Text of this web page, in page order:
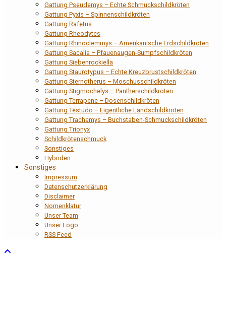
Gattung Pseudemys – Echte Schmuckschildkröten
Gattung Pyxis – Spinnenschildkröten
Gattung Rafetus
Gattung Rheodytes
Gattung Rhinoclemmys – Amerikanische Erdschildkröten
Gattung Sacalia – Pfauenaugen-Sumpfschildkröten
Gattung Siebenrockiella
Gattung Staurotypus – Echte Kreuzbrustschildkröten
Gattung Sternotherus – Moschusschildkröten
Gattung Stigmochelys – Pantherschildkröten
Gattung Terrapene – Dosenschildkröten
Gattung Testudo – Eigentliche Landschildkröten
Gattung Trachemys – Buchstaben-Schmuckschildkröten
Gattung Trionyx
Schildkrötenschmuck
Sonstiges
Hybriden
Sonstiges
Impressum
Datenschutzerklärung
Disclaimer
Nomenklatur
Unser Team
Unser Logo
RSS Feed